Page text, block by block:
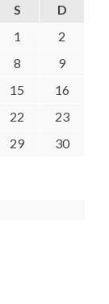
S
D
1
2
8
9
15
16
22
23
29
30